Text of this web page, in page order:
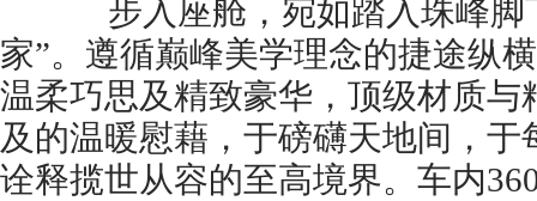
步入座舱，宛如踏入珠峰脚
家”。遵循巅峰美学理念的捷途纵
温柔巧思及精致豪华，顶级材质与
及的温暖慰藉，于磅礴天地间，于
诠释揽世从容的至高境界。车内